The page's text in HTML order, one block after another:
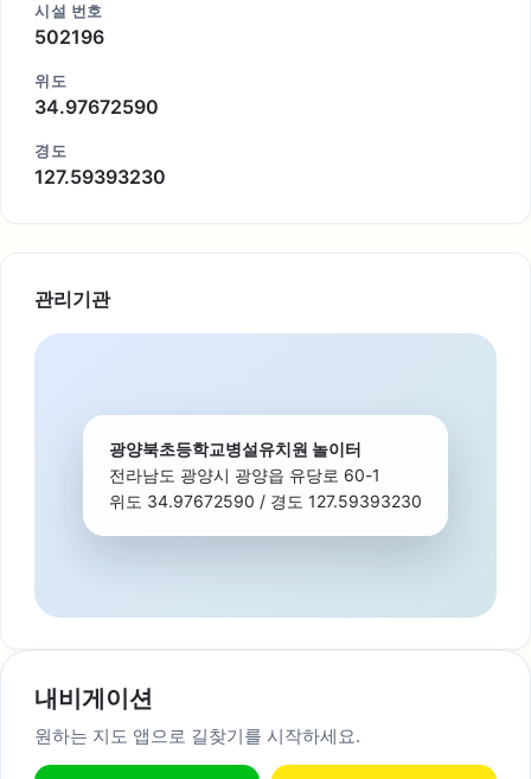
시설 번호
502196
위도
34.97672590
경도
127.59393230
관리기관
광양북초등학교병설유치원 놀이터
전라남도 광양시 광양읍 유당로 60-1
위도 34.97672590 / 경도 127.59393230
내비게이션
원하는 지도 앱으로 길찾기를 시작하세요.